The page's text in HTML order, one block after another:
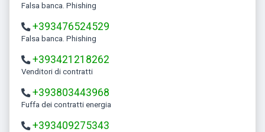
Falsa banca. Phishing
+393476524529
Falsa banca. Phishing
+393421218262
Venditori di contratti
+393803443968
Fuffa dei contratti energia
+393409275343